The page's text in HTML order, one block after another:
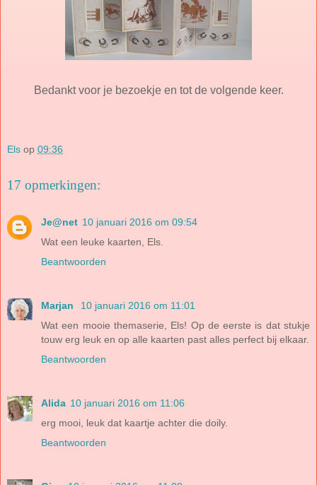
Bedankt voor je bezoekje en tot de volgende keer.
Els op 09:36
17 opmerkingen:
Je@net 10 januari 2016 om 09:54
Wat een leuke kaarten, Els.
Beantwoorden
Marjan
10 januari 2016 om 11:01
Wat een mooie themaserie, Els! Op de eerste is dat stukje
touw erg leuk en op alle kaarten past alles perfect bij elkaar.
Beantwoorden
Alida 10 januari 2016 om 11:06
erg mooi, leuk dat kaartje achter die doily.
Beantwoorden